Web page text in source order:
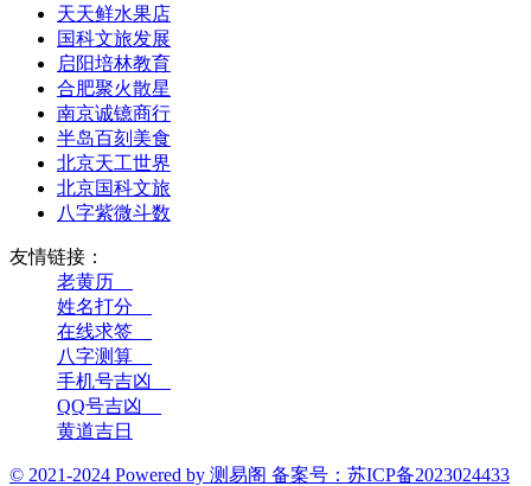
天天鲜水果店
国科文旅发展
启阳培林教育
合肥聚火散星
南京诚镱商行
半岛百刻美食
北京天工世界
北京国科文旅
八字紫微斗数
友情链接：
老黄历__
姓名打分__
在线求签__
八字测算__
手机号吉凶__
QQ号吉凶__
黄道吉日
© 2021-2024 Powered by 测易阁 备案号：苏ICP备2023024433